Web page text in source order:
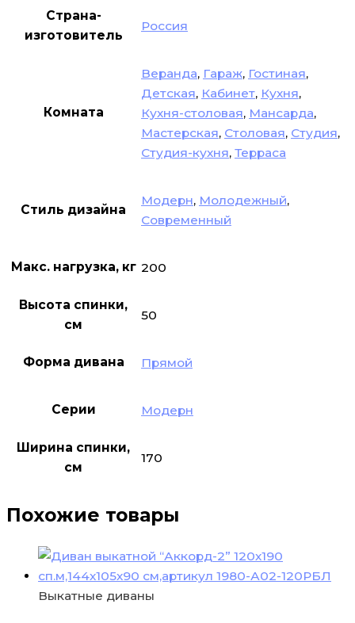
Страна-
изготовитель
Россия
Комната
Веранда, Гараж, Гостиная,
Детская, Кабинет, Кухня,
Кухня-столовая, Мансарда,
Мастерская, Столовая, Студия,
Студия-кухня, Терраса
Стиль дизайна
Модерн, Молодежный,
Современный
Макс. нагрузка, кг 200
Высота спинки,
см
50
Форма дивана Прямой
Серии Модерн
Ширина спинки,
см
170
Похожие товары
Выкатные диваны